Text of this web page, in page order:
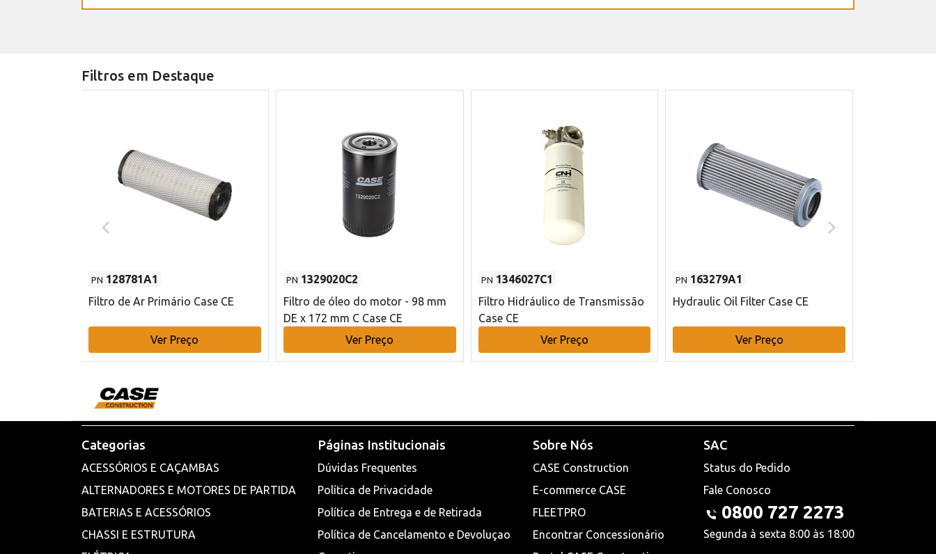
Filtros em Destaque
PN 128781A1
Filtro de Ar Primário Case CE
Ver Preço
PN 1329020C2
Filtro de óleo do motor - 98 mm
DE x 172 mm C Case CE
Ver Preço
PN 1346027C1
Filtro Hidráulico de Transmissão
Case CE
Ver Preço
PN 163279A1
Hydraulic Oil Filter Case CE
Ver Preço
Categorias
ACESSÓRIOS E CAÇAMBAS
ALTERNADORES E MOTORES DE PARTIDA
BATERIAS E ACESSÓRIOS
CHASSI E ESTRUTURA
Páginas Institucionais
Dúvidas Frequentes
Política de Privacidade
Política de Entrega e de Retirada
Política de Cancelamento e Devoluçao
Sobre Nós
CASE Construction
E-commerce CASE
FLEETPRO
Encontrar Concessionário
SAC
Status do Pedido
Fale Conosco
0800 727 2273
Segunda à sexta 8:00 às 18:00